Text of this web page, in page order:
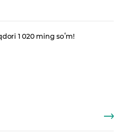
1 020 ming soʻm!